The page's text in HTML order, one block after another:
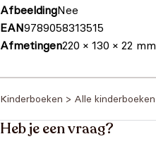
AfbeeldingNee
EAN9789058313515
Afmetingen220 × 130 × 22 mm
Kinderboeken > Alle kinderboeken
Heb je een vraag?